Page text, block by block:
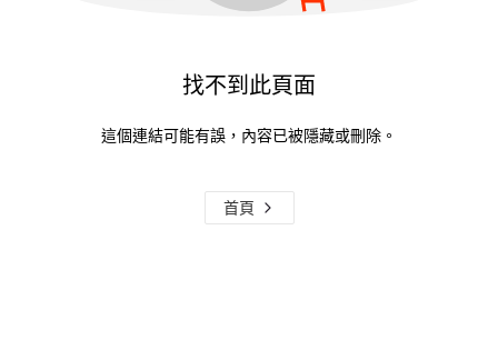
找不到此頁面
這個連結可能有誤，內容已被隱藏或刪除。
首頁